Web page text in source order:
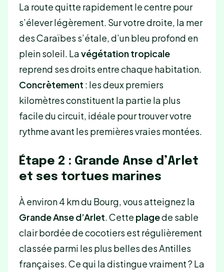
La route quitte rapidement le centre pour
s’élever légèrement. Sur votre droite, la mer
des Caraïbes s’étale, d’un bleu profond en
plein soleil. Lavégétation tropicale
reprend ses droits entre chaque habitation.
Concrètement : les deux premiers
kilomètres constituent la partie la plus
facile du circuit, idéale pour trouver votre
rythme avant les premières vraies montées.
Étape 2 : Grande Anse d’Arlet
et ses tortues marines
À environ 4 km du Bourg, vous atteignez la
Grande Anse d’Arlet. Cette plagede sable
clair bordée de cocotiers est régulièrement
classée parmi les plus belles des Antilles
françaises. Ce qui la distingue vraiment ? La